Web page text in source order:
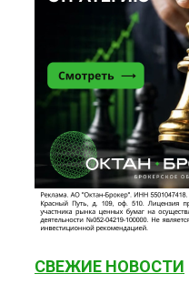
СВЕЖИЕ НОВОСТИ